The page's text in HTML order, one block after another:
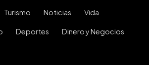
Turismo Noticias Vida
Deportes Dinero y Negocios